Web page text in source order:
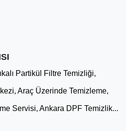
Partikül Filtre Temizliği,
Araç Üzerinde Temizleme,
Servisi, Ankara DPF Temizlik...